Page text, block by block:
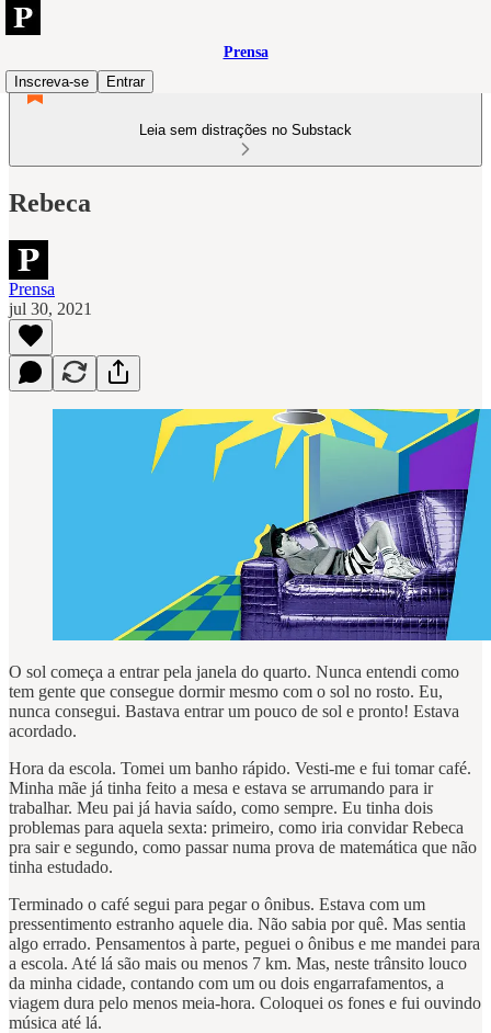
Prensa
Inscreva-se
Entrar
Leia sem distrações no Substack
Rebeca
Prensa
jul 30, 2021
O sol começa a entrar pela janela do quarto. Nunca entendi como
tem gente que consegue dormir mesmo com o sol no rosto. Eu,
nunca consegui. Bastava entrar um pouco de sol e pronto! Estava
acordado.
Hora da escola. Tomei um banho rápido. Vesti-me e fui tomar café.
Minha mãe já tinha feito a mesa e estava se arrumando para ir
trabalhar. Meu pai já havia saído, como sempre. Eu tinha dois
problemas para aquela sexta: primeiro, como iria convidar Rebeca
pra sair e segundo, como passar numa prova de matemática que não
tinha estudado.
Terminado o café segui para pegar o ônibus. Estava com um
pressentimento estranho aquele dia. Não sabia por quê. Mas sentia
algo errado. Pensamentos à parte, peguei o ônibus e me mandei para
a escola. Até lá são mais ou menos 7 km. Mas, neste trânsito louco
da minha cidade, contando com um ou dois engarrafamentos, a
viagem dura pelo menos meia-hora. Coloquei os fones e fui ouvindo
música até lá.